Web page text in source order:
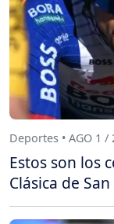
Deportes • AGO 1 /
Estos son los
Clásica de